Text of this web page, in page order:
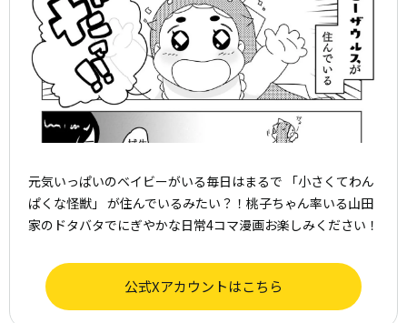
元気いっぱいのベイビーがいる毎日はまるで 「小さくてわん
ぱくな怪獣」 が住んでいるみたい？！桃子ちゃん率いる山田
家のドタバタでにぎやかな日常4コマ漫画お楽しみください！
公式Xアカウントはこちら